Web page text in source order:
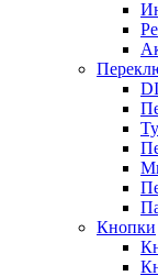
Кнопки